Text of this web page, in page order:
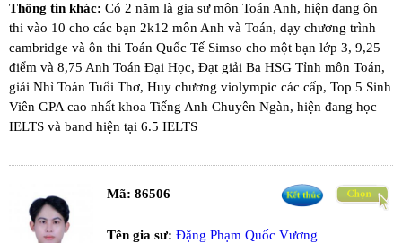
Thông tin khác: Có 2 năm là gia sư môn Toán Anh, hiện đang ôn
thi vào 10 cho các bạn 2k12 môn Anh và Toán, dạy chương trình
cambridge và ôn thi Toán Quốc Tế Simso cho một bạn lớp 3, 9,25
điểm và 8,75 Anh Toán Đại Học, Đạt giải Ba HSG Tỉnh môn Toán,
giải Nhì Toán Tuổi Thơ, Huy chương violympic các cấp, Top 5 Sinh
Viên GPA cao nhất khoa Tiếng Anh Chuyên Ngàn, hiện đang học
IELTS và band hiện tại 6.5 IELTS
Mã: 86506
Tên gia sư: Đặng Phạm Quốc Vương